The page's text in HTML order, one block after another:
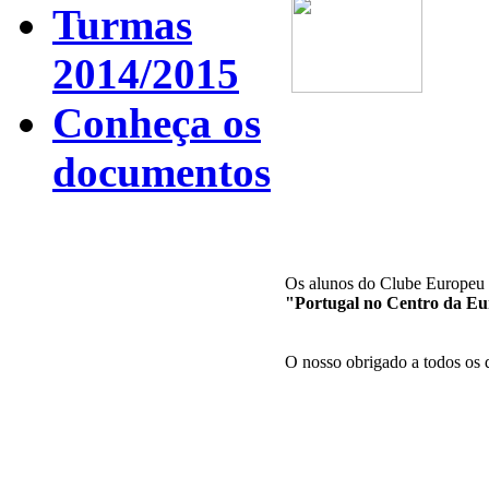
Os alunos do Clube Europeu
"Portugal no Centro da
O nosso obrigado a todos os
Turmas
2014/2015
Conheça os
documentos